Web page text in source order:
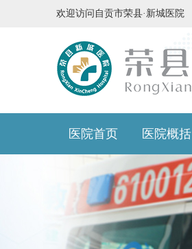
欢迎访问自贡市荣县·新城医院
医院首页 医院概括